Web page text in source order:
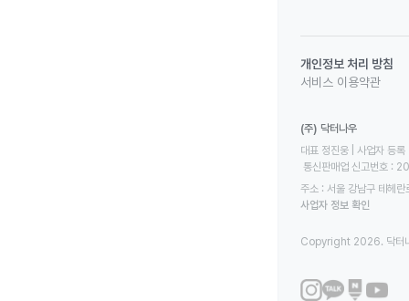
개인정보 처리 방침
서비스 이용약관
(주) 닥터나우
대표 정진웅 | 사업자
통신판매업 신고번호
주소 : 서울 강남구 테헤
사업자 정보 확인
Copyright 2026. 닥터